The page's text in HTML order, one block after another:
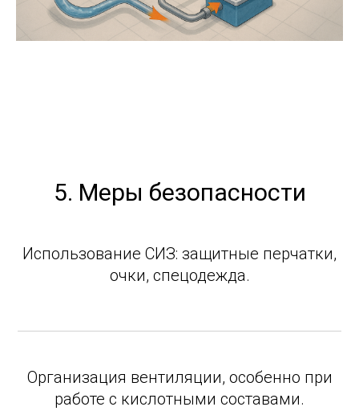
5. Меры безопасности
Использование СИЗ: защитные перчатки,
очки, спецодежда.
Организация вентиляции, особенно при
работе с кислотными составами.